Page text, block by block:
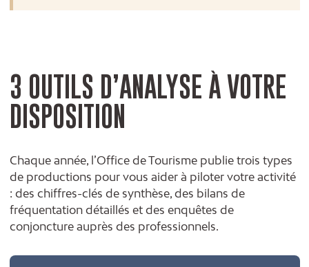
3 OUTILS D’ANALYSE À VOTRE
DISPOSITION
Chaque année, l’Office de Tourisme publie trois types
de productions pour vous aider à piloter votre activité
: des chiffres-clés de synthèse, des bilans de
fréquentation détaillés et des enquêtes de
conjoncture auprès des professionnels.